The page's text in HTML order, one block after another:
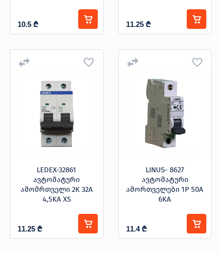
10.5 ₾ 11.25 ₾
LEDEX-32861
ავტომატური
ამომრთველი 2K 32A
4,5KA XS
11.25 ₾
LINUS- 8627
ავტომატური
ამორთველები 1P 50A
6KA
11.4 ₾